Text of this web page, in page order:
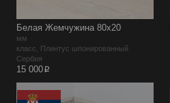
Белая Жемчужина 80х20
мм
класс, Плинтус шпонированный
Сербия
15 000p